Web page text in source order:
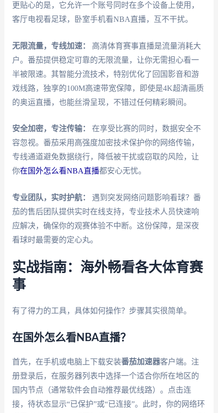
更贴心的是，它允许一个账号同时在多个设备上使用，
客厅电视看足球，卧室手机看NBA直播，互不干扰。
无限流量，专线加速：
高清体育赛事直播是流量消耗大
户。番茄提供稳定可靠的无限流量，让你无需担心看一
半被限速。其智能分流技术，特别优化了回国影音和游
戏线路，独享的100M高速带宽保障，即使是4K超清画质
的奥运直播，也能丝滑呈现，不错过任何精彩瞬间。
安全加密，专注传输：
在享受比赛的同时，数据安全不
容忽视。番茄采用高强度加密技术保护你的网络传输，
专线通道避免数据绕行，降低被干扰或窃取的风险，让
你在国外怎么看NBA直播都安心无忧。
专业团队，实时护航：
遇到突发网络问题影响看球？番
茄的售后团队提供实时在线支持，专业技术人员快速响
应解决，确保你的观赛体验不中断。这份保障，是深夜
看球时最需要的定心丸。
实战指南：海外畅看各大体育赛
事
有了得力的工具，具体如何操作？步骤其实很简单。
在国外怎么看NBA直播？
首先，在手机或电脑上下载安装番茄加速器客户端。注
册登录后，在服务器列表中选择一个适合你所在地区的
国内节点（通常软件会自动推荐最优线路）。点击连
接，待状态显示“已保护”或“已连接”。此时，你的网络环